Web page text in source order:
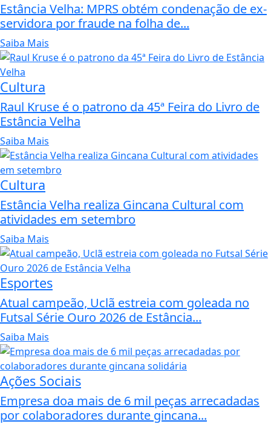
Estância Velha: MPRS obtém condenação de ex-
servidora por fraude na folha de...
Saiba Mais
Cultura
Raul Kruse é o patrono da 45ª Feira do Livro de
Estância Velha
Saiba Mais
Cultura
Estância Velha realiza Gincana Cultural com
atividades em setembro
Saiba Mais
Esportes
Atual campeão, Uclã estreia com goleada no
Futsal Série Ouro 2026 de Estância...
Saiba Mais
Ações Sociais
Empresa doa mais de 6 mil peças arrecadadas
por colaboradores durante gincana...